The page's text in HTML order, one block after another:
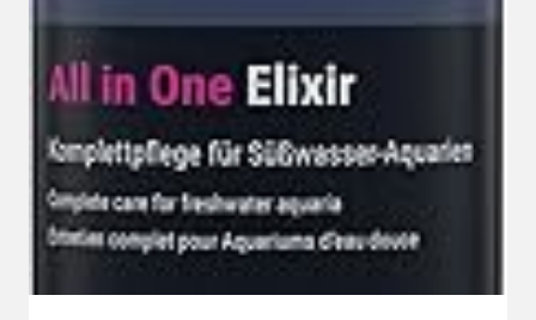
1000
BEHANDLUNG
VON
FISCHKRANKHEITEN